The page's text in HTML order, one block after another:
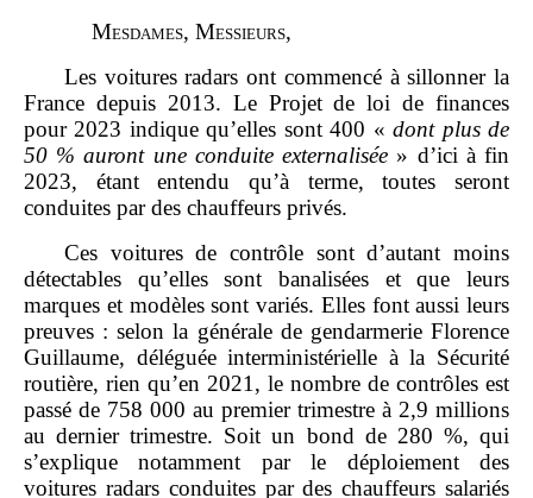
Mesdames, Messieurs,
Les voitures radars ont commencé à sillonner la
France depuis 2013. Le Projet de loi de finances
pour 2023 indique qu’elles sont 400 «dont plus de
50 % auront une conduite externalisée » d’ici à fin
2023, étant entendu qu’à terme, toutes seront
conduites par des chauffeurs privés.
Ces voitures de contrôle sont d’autant moins
détectables qu’elles sont banalisées et que leurs
marques et modèles sont variés. Elles font aussi leurs
preuves : selon la générale de gendarmerie Florence
Guillaume, déléguée interministérielle à la Sécurité
routière, rien qu’en 2021, le nombre de contrôles est
passé de 758 000 au premier trimestre à 2,9 millions
au dernier trimestre. Soit un bond de 280 %, qui
s’explique notamment par le déploiement des
voitures radars conduites par des chauffeurs salariés